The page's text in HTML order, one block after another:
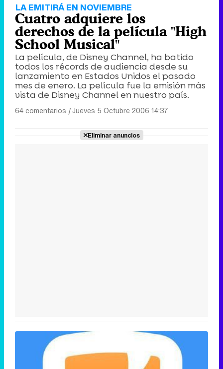
LA EMITIRÁ EN NOVIEMBRE
Cuatro adquiere los
derechos de la película "High
School Musical"
La película, de Disney Channel, ha batido
todos los récords de audiencia desde su
lanzamiento en Estados Unidos el pasado
mes de enero. La película fue la emisión más
vista de Disney Channel en nuestro país.
64 comentarios |Jueves 5 Octubre 2006 14:37
Eliminar anuncios